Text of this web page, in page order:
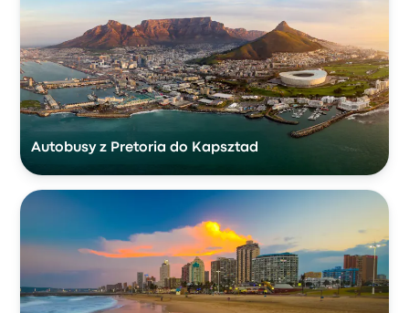
Autobusy z Pretoria do Kapsztad